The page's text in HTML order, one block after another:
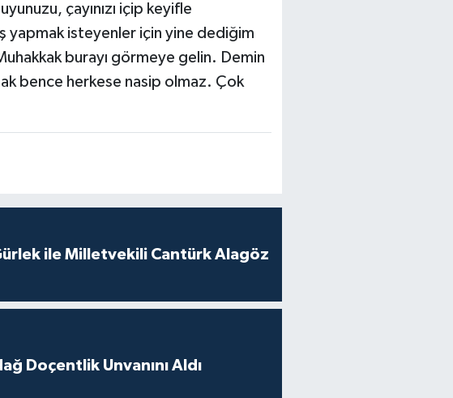
çayınızı içip keyifle
yapmak isteyenler için yine dediğim
burayı görmeye gelin. Demin
bence herkese nasip olmaz. Çok
ile Milletvekili Cantürk Alagöz
Doçentlik Unvanını Aldı